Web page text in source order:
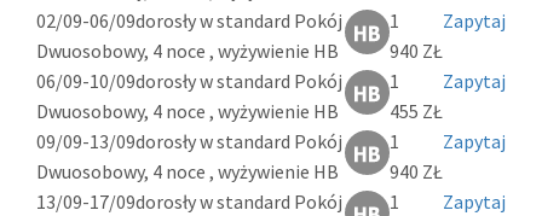
02/09-06/09dorosły w standard Pokój
Dwuosobowy, 4 noce , wyżywienie HB
1
940 ZŁ
Zapytaj
06/09-10/09dorosły w standard Pokój
Dwuosobowy, 4 noce , wyżywienie HB
1
455 ZŁ
Zapytaj
09/09-13/09dorosły w standard Pokój
Dwuosobowy, 4 noce , wyżywienie HB
1
940 ZŁ
Zapytaj
13/09-17/09dorosły w standard Pokój
1
Zapytaj